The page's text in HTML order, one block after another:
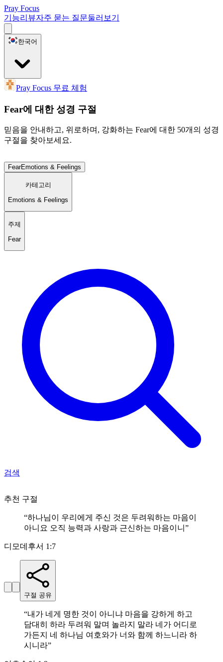
Pray Focus
기능리뷰자주 묻는 질문둘러보기
한국어
Pray Focus 무료 체험
Fear에 대한 성경 구절
믿음을 안내하고, 위로하며, 강화하는 Fear에 대한 50개의 성경
구절을 찾아보세요.
FearEmotions & Feelings
카테고리
Emotions & Feelings
주제
Fear
검색
추천 구절
“하나님이 우리에게 주신 것은 두려워하는 마음이
아니요 오직 능력과 사랑과 근신하는 마음이니 ”
디모데후서 1:7
구절 공유
“내가 네게 명한 것이 아니냐 마음을 강하게 하고
담대히 하라 두려워 말며 놀라지 말라 네가 어디로
가든지 네 하나님 여호와가 너와 함께 하느니라 하
시니라”